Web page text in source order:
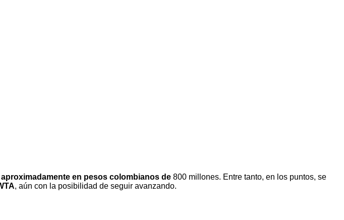
aproximadamente en pesos colombianos de 800 millones. Entre tanto, en los puntos, se
, aún con la posibilidad de seguir avanzando.